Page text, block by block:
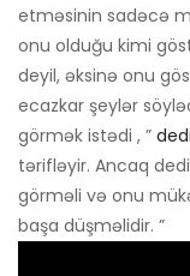
etməsinin sadəcə
onu olduğu kimi
deyil, əksinə onu
ecazkar şeylər
görmək istədi , ” dedi
tərifləyir. Ancaq
görməli və onu
başa düşməlidir. ”